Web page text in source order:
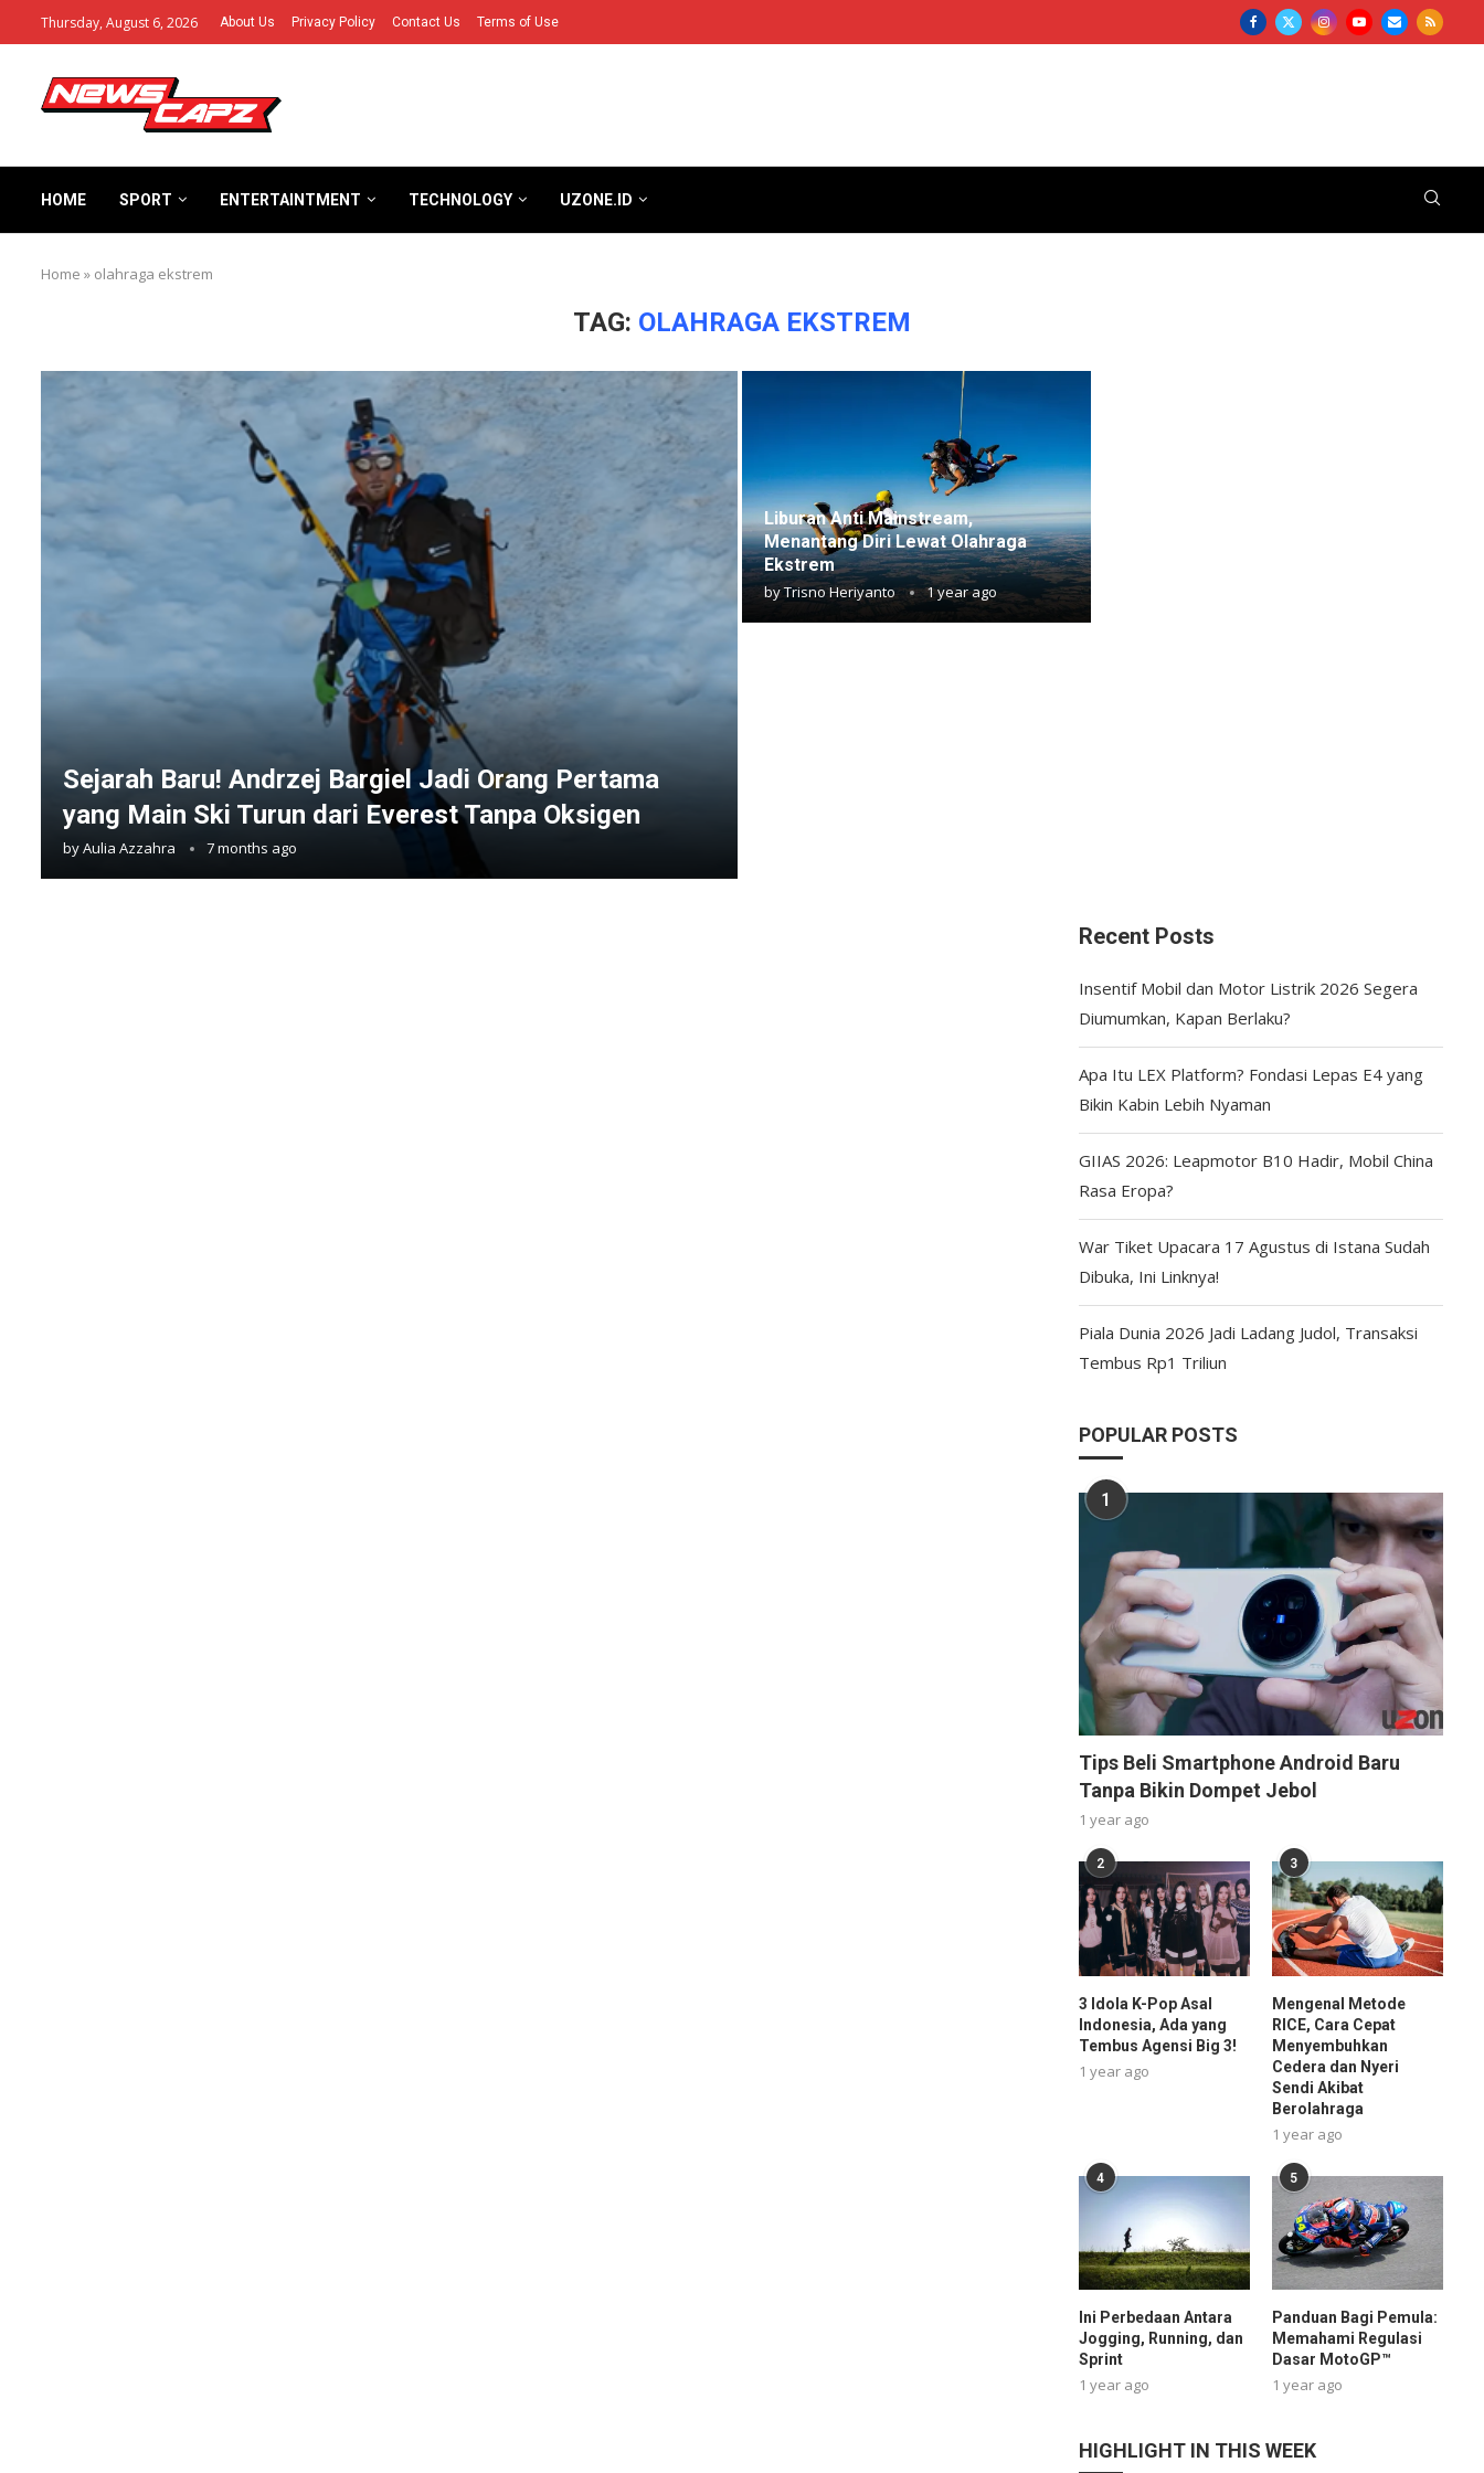
Thursday, August 6, 2026 About Us Privacy Policy Contact Us Terms of Use
HOME SPORT ENTERTAINTMENT TECHNOLOGY UZONE.ID
Home » olahraga ekstrem
TAG: OLAHRAGA EKSTREM
Sejarah Baru! Andrzej Bargiel Jadi Orang Pertama
yang Main Ski Turun dari Everest Tanpa Oksigen
byAulia Azzahra 7 months ago
Liburan Anti Mainstream,
Menantang Diri Lewat Olahraga
Ekstrem
byTrisno Heriyanto 1 year ago
Recent Posts
Insentif Mobil dan Motor Listrik 2026 Segera
Diumumkan, Kapan Berlaku?
Apa Itu LEX Platform? Fondasi Lepas E4 yang
Bikin Kabin Lebih Nyaman
GIIAS 2026: Leapmotor B10 Hadir, Mobil China
Rasa Eropa?
War Tiket Upacara 17 Agustus di Istana Sudah
Dibuka, Ini Linknya!
Piala Dunia 2026 Jadi Ladang Judol, Transaksi
Tembus Rp1 Triliun
POPULAR POSTS
1
Tips Beli Smartphone Android Baru
Tanpa Bikin Dompet Jebol
1 year ago
2
3 Idola K-Pop Asal
Indonesia, Ada yang
Tembus Agensi Big 3!
1 year ago
3
Mengenal Metode
RICE, Cara Cepat
Menyembuhkan
Cedera dan Nyeri
Sendi Akibat
Berolahraga
1 year ago
4
Ini Perbedaan Antara
Jogging, Running, dan
Sprint
1 year ago
5
Panduan Bagi Pemula:
Memahami Regulasi
Dasar MotoGP™
1 year ago
HIGHLIGHT IN THIS WEEK